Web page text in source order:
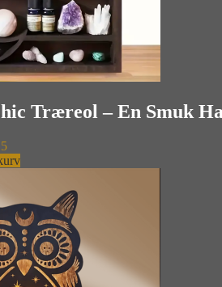
Træreol – En Smuk